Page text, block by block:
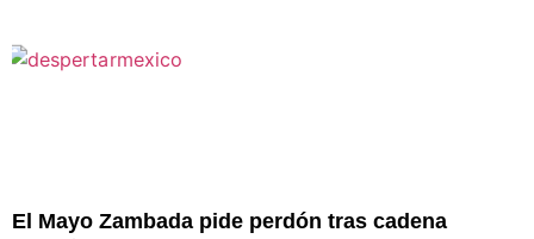
perpetua